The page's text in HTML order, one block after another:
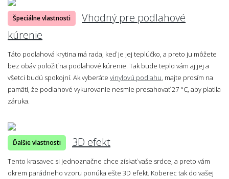
Špeciálne vlastnosti
Vhodný pre podlahové
kúrenie
Táto podlahová krytina má rada, keď je jej teplúčko, a preto ju môžete
bez obáv položiť na podlahové kúrenie. Tak bude teplo vám aj jej a
všetci budú spokojní. Ak vyberáte vinylovú podlahu , majte prosím na
pamäti, že podlahové vykurovanie nesmie presahovať 27 °C, aby platila
záruka.
Ďalšie vlastnosti 3D efekt
Tento krasavec si jednoznačne chce získať vaše srdce, a preto vám
okrem parádneho vzoru ponúka ešte 3D efekt. Koberec tak do vašej